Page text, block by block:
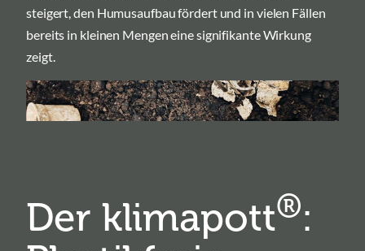
steigert, den Humusaufbau fördert und in vielen Fällen
bereits in kleinen Mengen eine signifikante Wirkung
zeigt.
Der klimapott®: